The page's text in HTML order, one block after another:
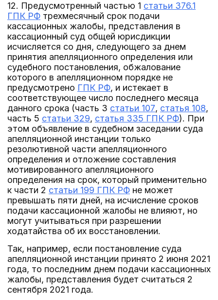
12. Предусмотренный частью 1 статьи 376.1
ГПК РФ трехмесячный срок подачи
кассационных жалобы, представления в
кассационный суд общей юрисдикции
исчисляется со дня, следующего за днем
принятия апелляционного определения или
судебного постановления, обжалование
которого в апелляционном порядке не
предусмотрено ГПК РФ, и истекает в
соответствующее число последнего месяца
данного срока (часть 3 статьи 107, статья 108,
часть 5 статьи 329, статья 335 ГПК РФ). При
этом объявление в судебном заседании суда
апелляционной инстанции только
резолютивной части апелляционного
определения и отложение составления
мотивированного апелляционного
определения на срок, который применительно
к части 2 статьи 199 ГПК РФ не может
превышать пяти дней, на исчисление сроков
подачи кассационной жалобы не влияют, но
могут учитываться при разрешении
ходатайства об их восстановлении.
Так, например, если постановление суда
апелляционной инстанции принято 2 июня 2021
года, то последним днем подачи кассационных
жалобы, представления будет считаться 2
сентября 2021 года.